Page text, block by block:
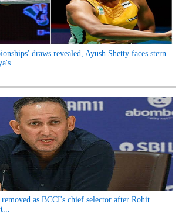
draws revealed, Ayush Shetty faces stern
...
as BCCI's chief selector after Rohit